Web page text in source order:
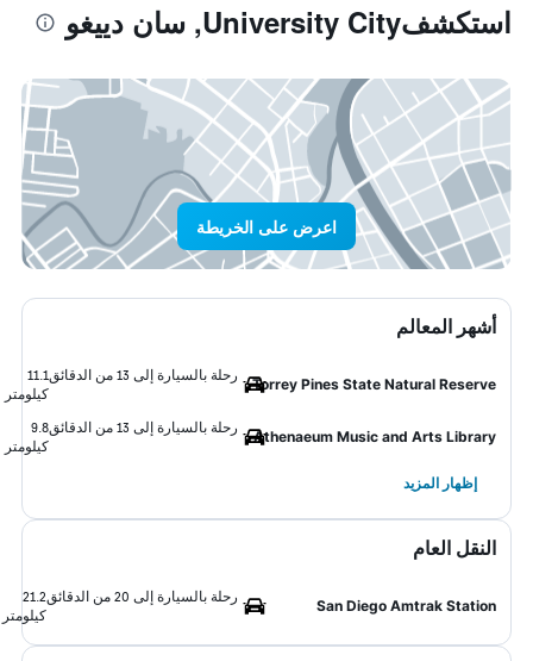
استكشفUniversity City, سان دييغو
اعرض على الخريطة
أشهر المعالم
Torrey Pines State Natural Reserve
رحلة بالسيارة إلى 13 من الدقائق
11.1
كيلومتر
Athenaeum Music and Arts Library
رحلة بالسيارة إلى 13 من الدقائق
9.8
كيلومتر
إظهار المزيد
النقل العام
San Diego Amtrak Station
رحلة بالسيارة إلى 20 من الدقائق
21.2
كيلومتر